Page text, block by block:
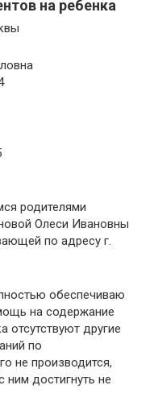
на ребенка
родителями
Олеси Ивановны
по адресу г.
обеспечиваю
на содержание
отсутствуют другие
по
не производится,
ним достигнуть не